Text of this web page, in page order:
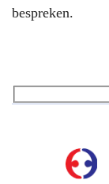
bespreken.